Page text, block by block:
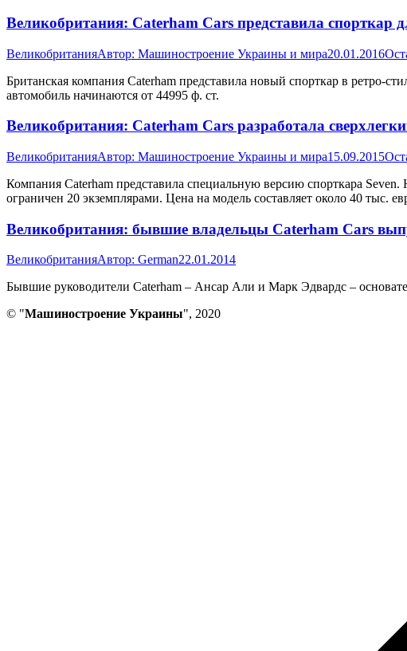
Великобритания: Caterham Cars представила спорткар
ВеликобританияАвтор: Машиностроение Украины и мира20.01.2016
Британская компания Caterham представила новый спорткар в ретро-
автомобиль начинаются от 44995 ф. ст.
Великобритания: Caterham Cars разработала
ВеликобританияАвтор: Машиностроение Украины и мира15.09.2015
Компания Caterham представила специальную версию спорткара
ограничен 20 экземплярами. Цена на модель составляет около 40 тыс.
Великобритания: бывшие владельцы Caterham Cars
ВеликобританияАвтор: German22.01.2014
Бывшие руководители Caterham – Ансар Али и Марк Эдвардс –
© "Машиностроение Украины", 2020